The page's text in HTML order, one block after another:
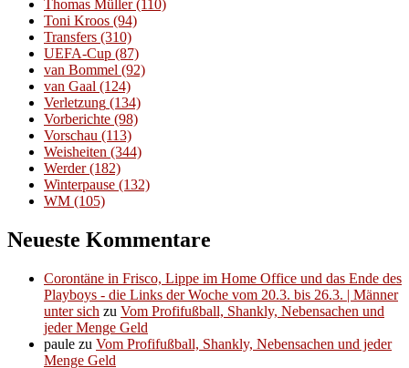
Thomas Müller(110)
Toni Kroos (94)
Transfers (310)
UEFA-Cup (87)
van Bommel (92)
van Gaal (124)
Verletzung (134)
Vorberichte (98)
Vorschau (113)
Weisheiten (344)
Werder(182)
Winterpause (132)
WM (105)
Neueste Kommentare
Corontäne in Frisco, Lippe im Home Office und das Ende des
Playboys - die Links der Woche vom 20.3. bis 26.3. | Männer
unter sich zu Vom Profifußball, Shankly, Nebensachen und
jeder Menge Geld
paule zu Vom Profifußball, Shankly, Nebensachen und jeder
Menge Geld